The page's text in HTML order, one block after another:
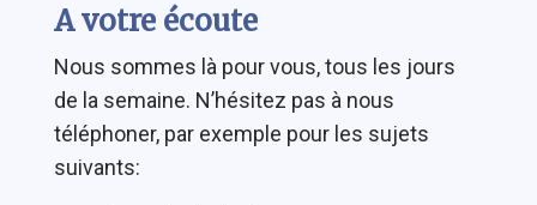
A votre écoute
Nous sommes là pour vous, tous les jours
de la semaine. N’hésitez pas à nous
téléphoner, par exemple pour les sujets
suivants: